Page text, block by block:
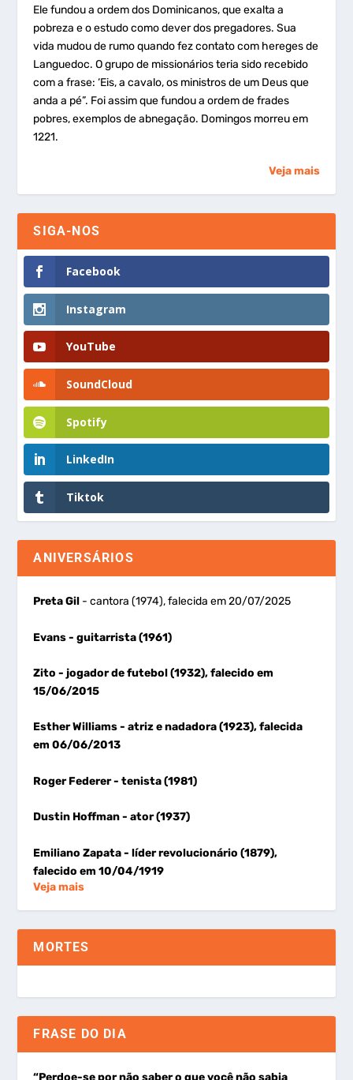
Ele fundou a ordem dos Dominicanos, que exalta a
pobreza e o estudo como dever dos pregadores. Sua
vida mudou de rumo quando fez contato com hereges de
Languedoc. O grupo de missionários teria sido recebido
com a frase: ‘Eis, a cavalo, os ministros de um Deus que
anda a pé”. Foi assim que fundou a ordem de frades
pobres, exemplos de abnegação. Domingos morreu em
1221.
Veja mais
SIGA-NOS
Facebook
Instagram
YouTube
SoundCloud
Spotify
LinkedIn
Tiktok
ANIVERSÁRIOS
Preta Gil - cantora (1974), falecida em 20/07/2025
Evans- guitarrista (1961)
Zito- jogador de futebol (1932), falecido em
15/06/2015
Esther Williams- atriz e nadadora (1923), falecida
em 06/06/2013
Roger Federer- tenista (1981)
Dustin Hoffman- ator (1937)
Emiliano Zapata- líder revolucionário (1879),
falecido em 10/04/1919
Veja mais
MORTES
FRASE DO DIA
“Perdoe-se por não saber o que você não sabia